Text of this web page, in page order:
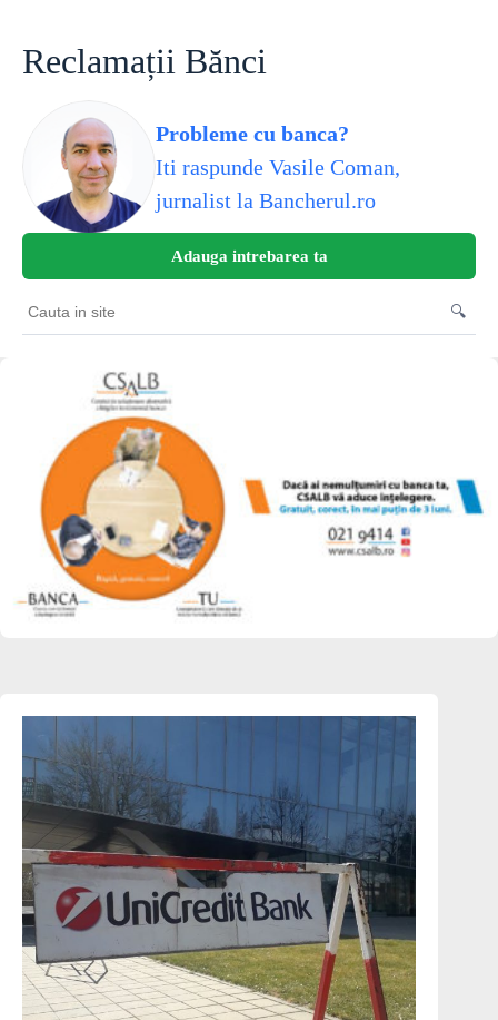
contentReclamații Bănci
Probleme cu banca?
Iti raspunde Vasile Coman,
jurnalist la Bancherul.ro
Adauga intrebarea ta
Cauta
in
🔍